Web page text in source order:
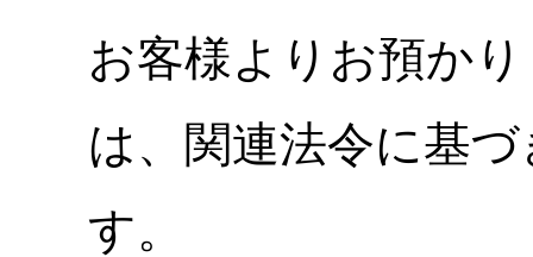
お客様よりお預か
は、関連法令に基
す。